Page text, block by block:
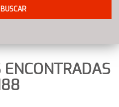
BUSCAR
ENCONTRADAS